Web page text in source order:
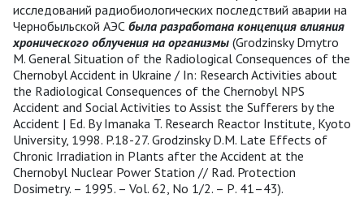
исследований радиобиологических последствий аварии на
Чернобыльской АЭС была разработана концепция влияния
хронического облучения на организмы (Grodzinsky Dmytro
M. General Situation of the Radiological Consequences of the
Chernobyl Accident in Ukraine / In: Research Activities about
the Radiological Consequences of the Chernobyl NPS
Accident and Social Activities to Assist the Sufferers by the
Accident | Ed. By Imanaka T. Research Reactor Institute, Kyoto
University, 1998. P.18-27. Grodzinsky D.M. Late Effects of
Chronic Irradiation in Plants after the Accident at the
Chernobyl Nuclear Power Station // Rad. Protection
Dosimetry. – 1995. – Vol. 62, No 1/2. – Р. 41–43).